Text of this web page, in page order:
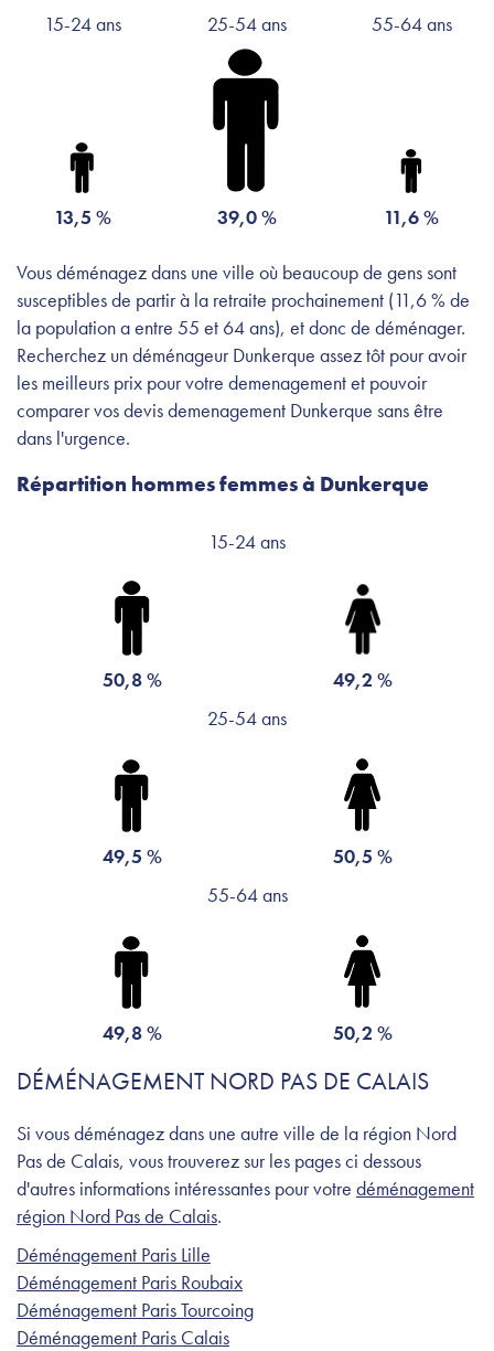
15-24 ans
13,5 %
25-54 ans
39,0 %
55-64 ans
11,6 %
Vous déménagez dans une ville où beaucoup de gens sont
susceptibles de partir à la retraite prochainement (11,6 % de
la population a entre 55 et 64 ans), et donc de déménager.
Recherchez un déménageur Dunkerque assez tôt pour avoir
les meilleurs prix pour votre demenagement et pouvoir
comparer vos devis demenagement Dunkerque sans être
dans l'urgence.
Répartition hommes femmes à Dunkerque
15-24 ans
50,8 %
49,2 %
25-54 ans
49,5 %
50,5 %
55-64 ans
49,8 % 50,2 %
DÉMÉNAGEMENT NORD PAS DE CALAIS
Si vous déménagez dans une autre ville de la région Nord
Pas de Calais, vous trouverez sur les pages ci dessous
d'autres informations intéressantes pour votre déménagement
région Nord Pas de Calais.
Déménagement Paris Lille
Déménagement Paris Roubaix
Déménagement Paris Tourcoing
Déménagement Paris Calais